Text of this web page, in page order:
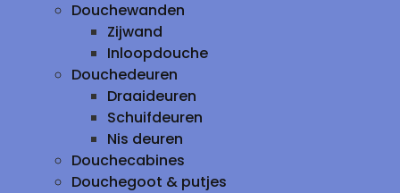
Douchewanden
Zijwand
Inloopdouche
Douchedeuren
Draaideuren
Schuifdeuren
Nis deuren
Douchecabines
Douchegoot & putjes